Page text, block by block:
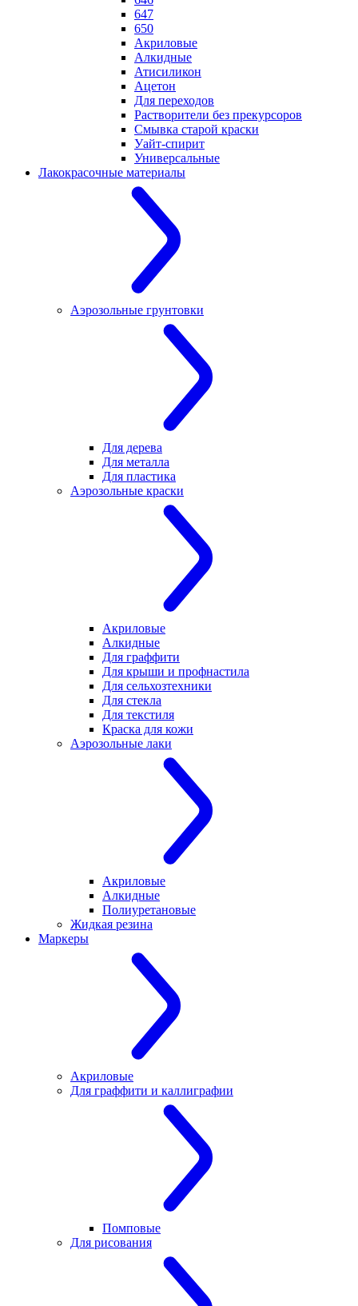
647
650
Акриловые
Алкидные
Атисиликон
Ацетон
Для переходов
Растворители без прекурсоров
Смывка старой краски
Уайт-спирит
Универсальные
Лакокрасочные материалы
Аэрозольные грунтовки
Для дерева
Для металла
Для пластика
Аэрозольные краски
Акриловые
Алкидные
Для граффити
Для крыши и профнастила
Для сельхозтехники
Для стекла
Для текстиля
Краска для кожи
Аэрозольные лаки
Акриловые
Алкидные
Полиуретановые
Жидкая резина
Маркеры
Акриловые
Для граффити и каллиграфии
Помповые
Для рисования